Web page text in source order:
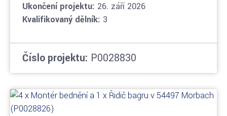
Ukončení projektu: 26. září 2026
Kvalifikovaný dělník: 3
Číslo projektu: P0028830